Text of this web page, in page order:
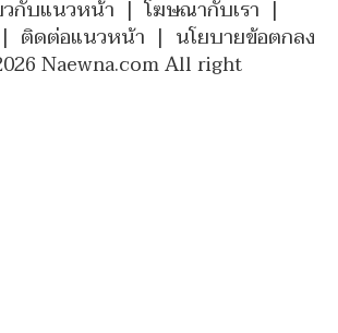
วกับแนวหน้า | โฆษณากับเรา |
| ติดต่อแนวหน้า | นโยบายข้อตกลง
Naewna.com All right